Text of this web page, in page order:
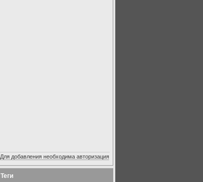
Для добавления необходима авторизация
Теги